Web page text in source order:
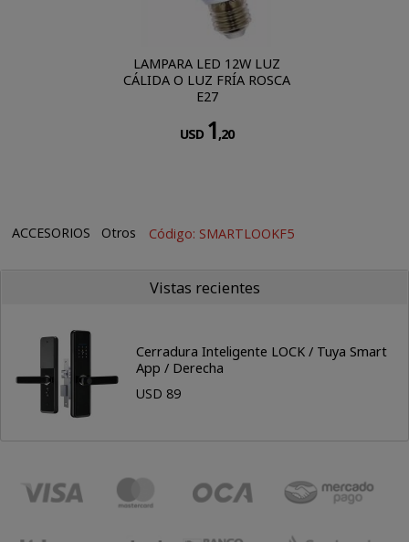
LAMPARA LED 12W LUZ
CÁLIDA O LUZ FRÍA ROSCA
E27
USD 1,20
ACCESORIOS Otros Código: SMARTLOOKF5
Vistas recientes
Cerradura Inteligente LOCK / Tuya Smart
App / Derecha
USD 89